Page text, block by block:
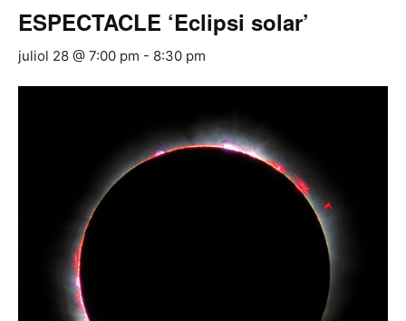
ESPECTACLE ‘Eclipsi solar’
juliol 28 @ 7:00 pm - 8:30 pm